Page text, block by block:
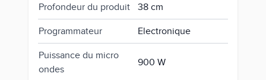
Profondeur du produit 38 cm
Programmateur Electronique
Puissance du micro
ondes
900 W